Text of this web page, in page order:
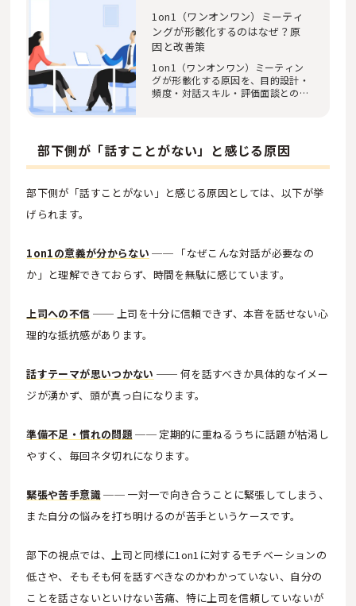
1on1（ワンオンワン）ミーティ
ングが形骸化するのはなぜ？原
因と改善策
1on1（ワンオンワン）ミーティン
グが形骸化する原因を、目的設計・
頻度・対話スキル・評価面談との違
部下側が「話すことがない」と感じる原因
部下側が「話すことがない」と感じる原因としては、以下が挙
げられます。
1on1の意義が分からない ── 「なぜこんな対話が必要なの
か」と理解できておらず、時間を無駄に感じています。
上司への不信 ── 上司を十分に信頼できず、本音を話せない心
理的な抵抗感があります。
話すテーマが思いつかない ── 何を話すべきか具体的なイメー
ジが湧かず、頭が真っ白になります。
準備不足・慣れの問題 ── 定期的に重ねるうちに話題が枯渇し
やすく、毎回ネタ切れになります。
緊張や苦手意識── 一対一で向き合うことに緊張してしまう、
また自分の悩みを打ち明けるのが苦手というケースです。
部下の視点では、上司と同様に1on1に対するモチベーションの
低さや、そもそも何を話すべきなのかわかっていない、自分の
ことを話さないといけない苦痛、特に上司を信頼していないが